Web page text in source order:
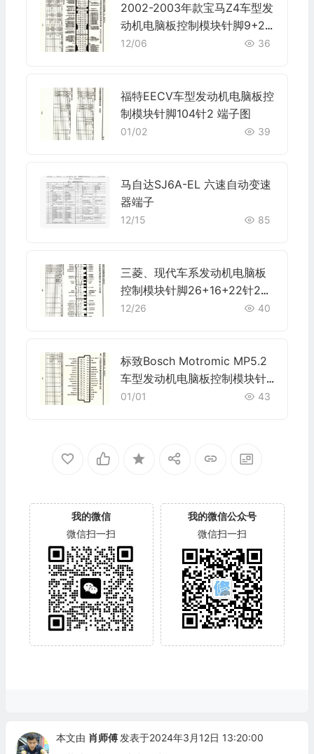
2002-2003年款宝马Z4车型发
动机电脑板控制模块针脚9+24
+52+40+9针 端子图
12/06 36
福特EECV车型发动机电脑板控
制模块针脚104针2 端子图
01/02 39
马自达SJ6A-EL 六速自动变速
器端子
12/15 85
三菱、现代车系发动机电脑板
控制模块针脚26+16+22针2
端子图
12/26 40
标致Bosch Motromic MP5.2
车型发动机电脑板控制模块针
脚55针 端子图
01/01 43
我的微信
微信扫一扫
我的微信公众号
微信扫一扫
本文由 肖师傅 发表于2024年3月12日 13:20:00